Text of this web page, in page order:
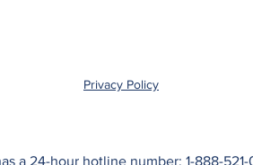
Privacy Policy
a 24-hour hotline number: 1-888-